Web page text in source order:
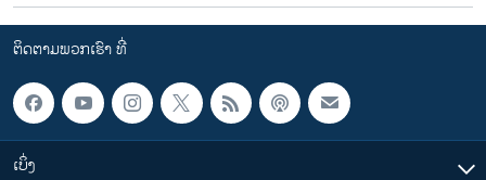
ຕິດຕາມພວກເຮົາ ທີ່
ເບິ່ງ